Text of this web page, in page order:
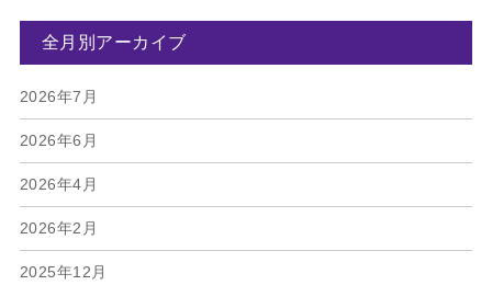
全月別アーカイブ
2026年7月
2026年6月
2026年4月
2026年2月
2025年12月